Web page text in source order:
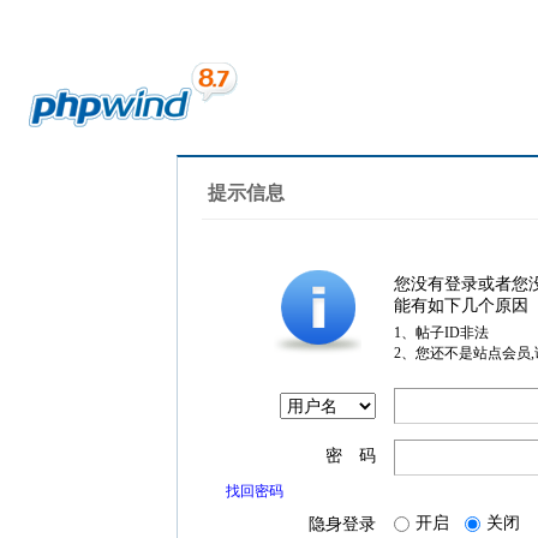
提示信息
您没有登录或者您
能有如下几个原因
1、帖子ID非法
2、您还不是站点会员
密 码
找回密码
隐身登录 开启 关闭